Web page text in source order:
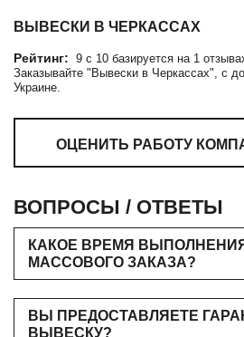
Рейтинг: 9c10 базируется на1
Заказывайте "Вывески в Черкассах", с
ОЦЕНИТЬ РАБОТУ
ВОПРОСЫ / ОТВЕТЫ
КАКОЕ ВРЕМЯ ВЫПОЛНЕНИЯ
ВЫ ПРЕДОСТАВЛЯЕТЕ